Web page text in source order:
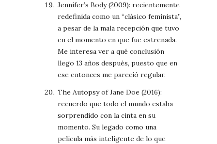
Jennifer’s Body (2009): recientemente
redefinida como un “clásico feminista”,
a pesar de la mala recepción que tuvo
en el momento en que fue estrenada.
Me interesa ver a qué conclusión
llego 13 años después, puesto que en
ese entonces me pareció regular.
The Autopsy of Jane Doe (2016):
recuerdo que todo el mundo estaba
sorprendido con la cinta en su
momento. Su legado como una
película más inteligente de lo que